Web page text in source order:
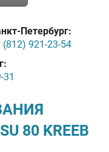
Петербург:
(812) 921-23-54
31
80 KREEB